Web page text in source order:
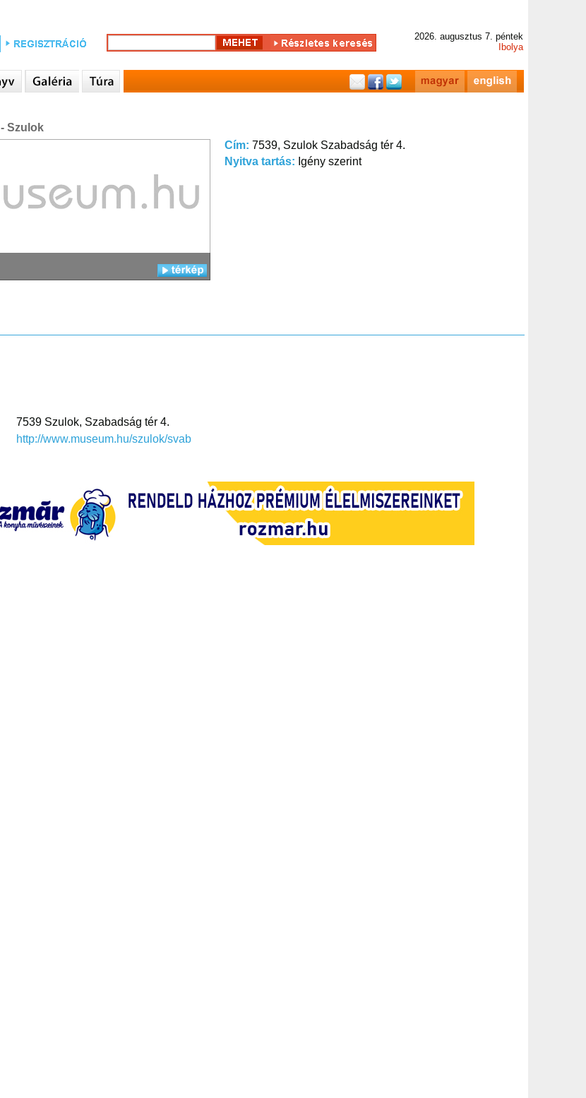
2026. augusztus 7. péntek
Ibolya
- Szulok
Cím: 7539, Szulok Szabadság tér 4.
Nyitva tartás: Igény szerint
7539 Szulok, Szabadság tér 4.
http://www.museum.hu/szulok/svab